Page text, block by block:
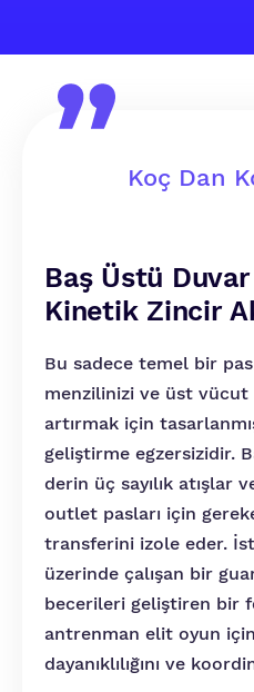
Koç Dan
Baş Üstü Duvar
Kinetik Zincir
Bu sadece temel bir
menzilinizi ve üst vücut
artırmak için
geliştirme egzersizidir.
derin üç sayılık atışlar
outlet pasları için
transferini izole eder.
üzerinde çalışan bir
becerileri geliştiren bir
antrenman elit oyun
dayanıklılığını ve